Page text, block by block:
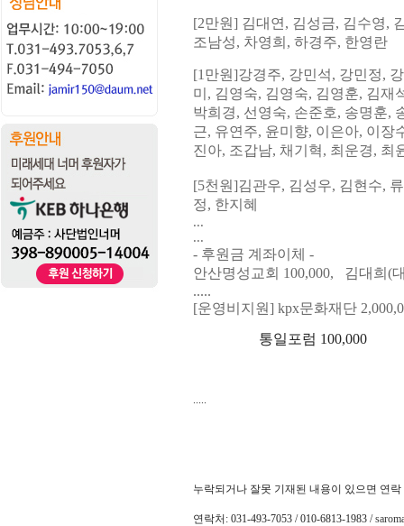
[2만원] 김대연 , 김성금, 김수영,
조남성, 차영희 , 하경주, 한영란
[1 만원]강경주, 강민석, 강민정,
미, 김영숙, 김영숙, 김영훈, 김재
박희경, 선영숙, 손준호, 송명훈,
근, 유연주, 윤미향, 이은아, 이장
진아, 조갑남, 채기혁, 최운경, 최
[5천원]김관우, 김성우, 김현수,
정, 한지혜
...
...
- 후원금 계좌이체 -
안산명성교회 100,000, 김대희(
.....
[운영비지원] kpx문화재단
통일포럼 100,000
.....
누락되거나 잘못 기재된 내용이 있으면 연
연락처: 031-493-7053 / 010-6813-1983 /